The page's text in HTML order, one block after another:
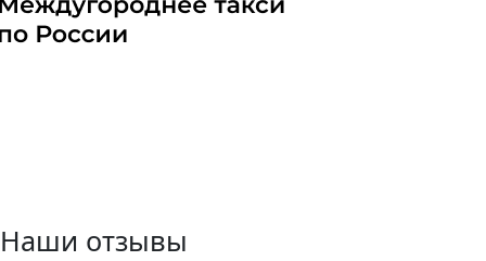
Наши отзывы